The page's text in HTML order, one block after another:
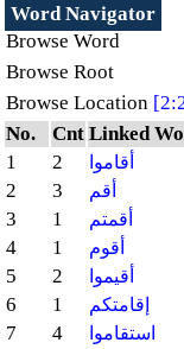
Word Navigator
Browse Word
Browse Root
Browse Location
No.
Cnt Linked
1
2 أقاموا
2 3 أقم
3 1 أقمتم
4 1 أقوم
5 2 أقيموا
6 1 إقامتكم
7 4 استقاموا